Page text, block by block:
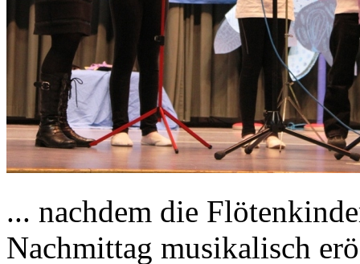
... nachdem die
Nachmittag musikalisch